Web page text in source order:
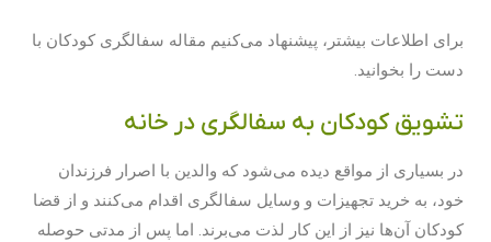
برای اطلاعات بیشتر، پیشنهاد می‌کنیم مقاله سفالگری کودکان با
دست را بخوانید.
تشویق کودکان به سفالگری در خانه
در بسیاری از مواقع دیده می‌شود که والدین با اصرار فرزندان
خود، به خرید تجهیزات و وسایل سفالگری اقدام می‌کنند و از قضا
کودکان آن‌ها نیز از این کار لذت می‌برند. اما پس از مدتی حوصله